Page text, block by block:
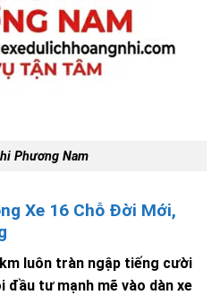
Phương Nam
Xe 16 Chỗ Đời Mới,
luôn tràn ngập tiếng cười
tư mạnh mẽ vào dàn xe